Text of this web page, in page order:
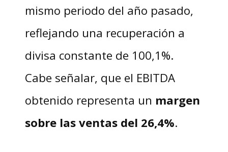
mismo periodo del año pasado,
reflejando una recuperación a
divisa constante de 100,1%.
Cabe señalar, que el EBITDA
obtenido representa un margen
sobre las ventas del 26,4%.